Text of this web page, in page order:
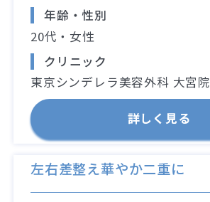
年齢・性別
20代・女性
クリニック
東京シンデレラ美容外科 大宮院
詳しく見る
左右差整え華やか二重に